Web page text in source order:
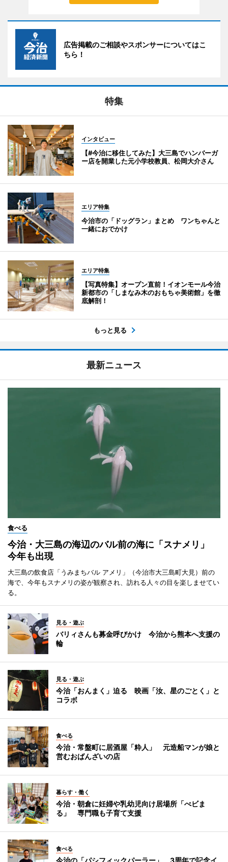
広告掲載のご相談やスポンサーについてはこ
ちら！
特集
インタビュー
【#今治に移住してみた】大三島でハンバーガ
ー店を開業した元小学校教員、松岡大介さん
エリア特集
今治市の「ドッグラン」まとめ ワンちゃんと
一緒におでかけ
エリア特集
【写真特集】オープン直前！イオンモール今治
新都市の「しまなみ木のおもちゃ美術館」を徹
底解剖！
もっと見る
最新ニュース
食べる
今治・大三島の海辺のバル前の海に「スナメリ」
今年も出現
大三島の飲食店「うみまちバル アメリ」（今治市大三島町大見）前の
海で、今年もスナメリの姿が観察され、訪れる人々の目を楽しませてい
る。
見る・遊ぶ
バリィさんも募金呼びかけ 今治から熊本へ支援の
輪
見る・遊ぶ
今治「おんまく」迫る 映画「汝、星のごとく」と
コラボ
食べる
今治・常盤町に居酒屋「粋人」 元造船マンが娘と
営むおばんざいの店
暮らす・働く
今治・朝倉に妊婦や乳幼児向け居場所「べビま
る」 専門職も子育て支援
食べる
今治の「パシフィックパーラー」、3周年で記念イ